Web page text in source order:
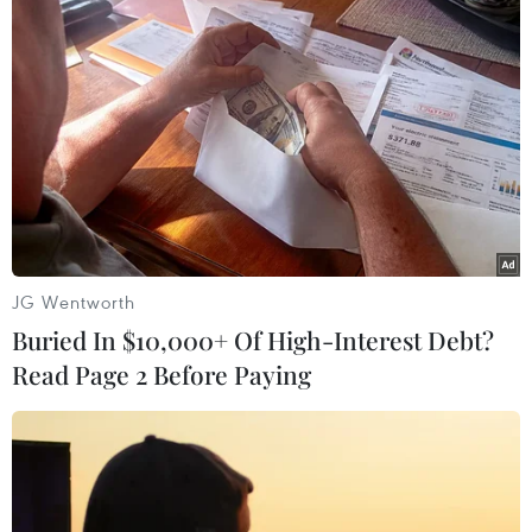
01/08/2026 11:53
Phát biểu của Tổng Bí thư, Chủ tịch
nước Tô Lâm tại Hội nghị Ngoại giao
lần thứ 33
01/08/2026 08:23
Bắc Ninh đặt mục tiêu vào Top 50 đô
thị thông minh toàn cầu
01/08/2026 07:08
Tổng Bí thư, Chủ tịch nước Tô Lâm:
Đối ngoại phải phát huy vai trò tiên
phong, tham mưu đúng, hành động
JG Wentworth
Buried In $10,000+ Of High-Interest Debt?
Read Page 2 Before Paying